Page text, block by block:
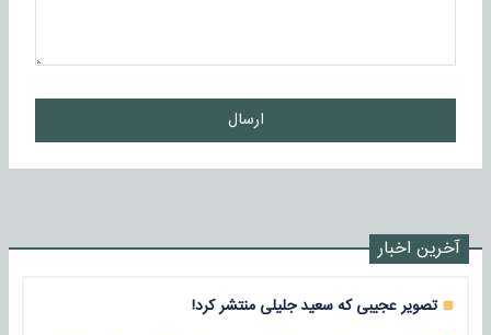
ارسال
آخرین اخبار
تصویر عجیبی که سعید جلیلی منتشر کرد!